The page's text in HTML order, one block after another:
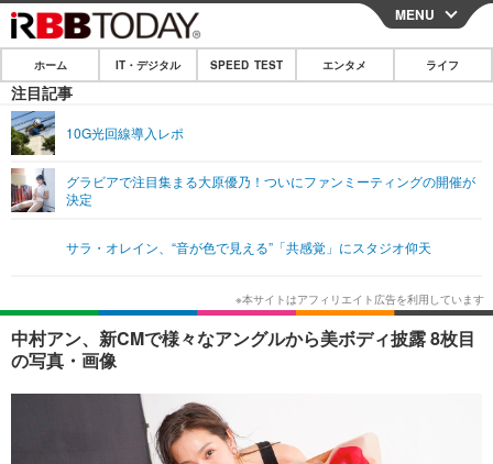
CLOSE
ホーム
IT・デジタル
ショッピング その他
SPEED TEST
エンタメ
エンタメTOP 映画・ドラマ
韓国・芸能
音楽 スポーツ
ショッピング その他
ライフTOP グルメ
ペット ショッピング
その他
リリース一覧
プッシュ通知の停止方法
MENU
ホーム IT・デジタル SPEED TEST エンタメ ライフ
注目記事
10G光回線導入レポ
グラビアで注目集まる大原優乃！ついにファンミーティングの開催が
決定
サラ・オレイン、“音が色で見える”「共感覚」にスタジオ仰天
中村アン、新CMで様々なアングルから美ボディ披露 8枚目
の写真・画像